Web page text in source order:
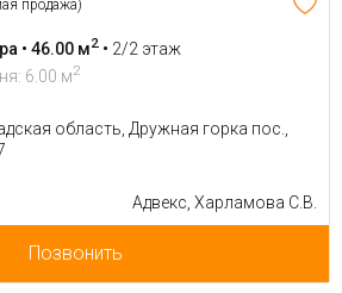
продажа)
• 46.00 м2 • 2/2 этаж
6.00 м2
область, Дружная горка пос.,
Адвекс, Харламова С.В.
Позвонить